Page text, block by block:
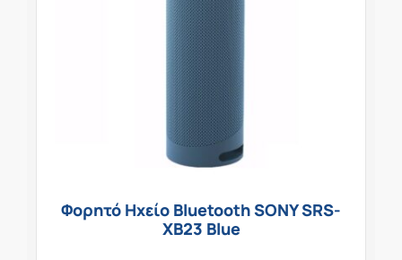
Φορητό Ηχείο Bluetooth SONY SRS-
XB23 Blue